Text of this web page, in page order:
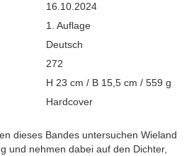
16.10.2024
1. Auflage
Deutsch
272
H 23 cm / B 15,5 cm / 559 g
Hardcover
dieses Bandes untersuchen Wieland
und nehmen dabei auf den Dichter,